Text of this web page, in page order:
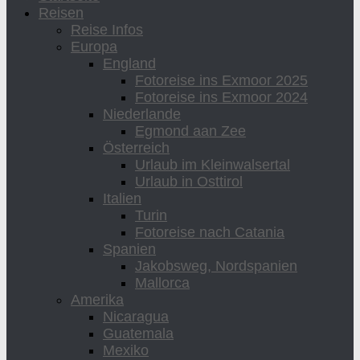
Reisen
Reise Infos
Europa
England
Fotoreise ins Exmoor 2025
Fotoreise ins Exmoor 2024
Niederlande
Egmond aan Zee
Österreich
Urlaub im Kleinwalsertal
Urlaub in Osttirol
Italien
Turin
Fotoreise nach Catania
Spanien
Jakobsweg, Nordspanien
Mallorca
Amerika
Nicaragua
Guatemala
Mexiko